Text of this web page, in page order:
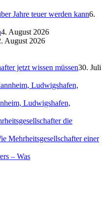
Jahre teuer werden kann6.
4. August 2026
August 2026
jetzt wissen müssen30. Juli
Ludwigshafen,
die
Mehrheitsgesellschafter einer
– Was